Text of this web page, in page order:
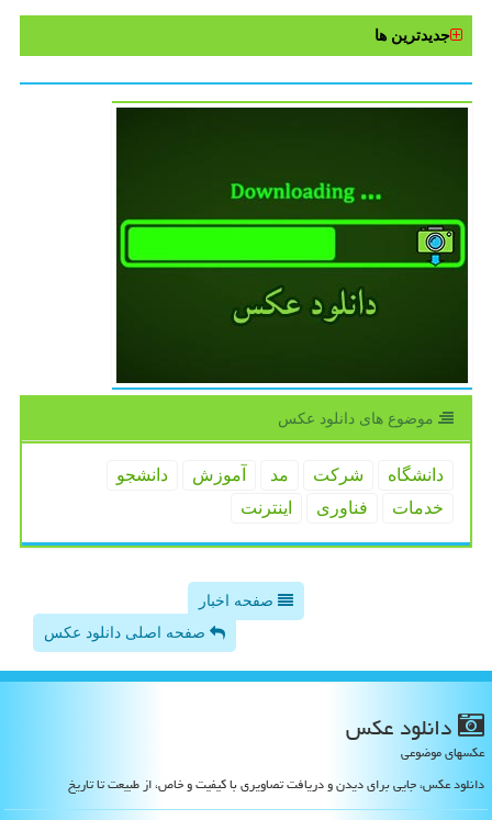
جدیدترین ها
موضوع های دانلود عكس
دانشگاه شركت مد آموزش
دانشجو
خدمات
فناوری اینترنت
صفحه اخبار
صفحه اصلی دانلود عکس
دانلود عكس
عکسهای موضوعی
دانلود عکس، جایی برای دیدن و دریافت تصاویری با کیفیت و خاص، از طبیعت تا تاریخ